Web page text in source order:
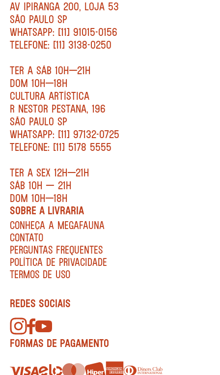
AV IPIRANGA 200, LOJA 53
SÃO PAULO SP
WHATSAPP: [11] 91015-0156
TELEFONE: [11] 3138-0250
TER A SÁB 10H—21H
DOM 10H—18H
CULTURA ARTÍSTICA
R NESTOR PESTANA, 196
SÃO PAULO SP
WHATSAPP: [11] 97132-0725
TELEFONE: [11] 5178 5555
TER A SEX 12H—21H
SÁB 10H — 21H
DOM 10H—18H
SOBRE A LIVRARIA
CONHEÇA A MEGAFAUNA
CONTATO
PERGUNTAS FREQUENTES
POLÍTICA DE PRIVACIDADE
TERMOS DE USO
REDES SOCIAIS
FORMAS DE PAGAMENTO